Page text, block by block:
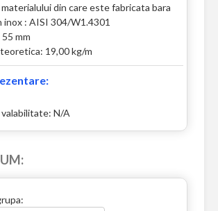
din care este fabricata bara
inox : AISI 304/W1.4301
mm
19,00 kg/m
N/A